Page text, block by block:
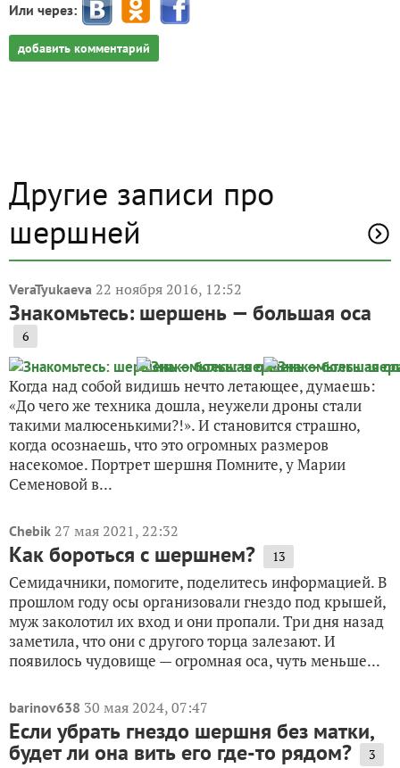
Или через:
добавить комментарий
Другие записи про
шершней
VeraTyukaeva 22 ноября 2016, 12:52
Знакомьтесь: шершень — большая оса
6
Когда над собой видишь нечто летающее, думаешь:
«До чего же техника дошла, неужели дроны стали
такими малюсенькими?!». И становится страшно,
когда осознаешь, что это огромных размеров
насекомое. Портрет шершня Помните, у Марии
Семеновой в...
Chebik 27 мая 2021, 22:32
Как бороться с шершнем? 13
Семидачники, помогите, поделитесь информацией. В
прошлом году осы организовали гнездо под крышей,
муж заколотил их вход и они пропали. Три дня назад
заметила, что они с другого торца залезают. И
появилось чудовище — огромная оса, чуть меньше...
barinov638 30 мая 2024, 07:47
Если убрать гнездо шершня без матки,
будет ли она вить его где-то рядом? 3